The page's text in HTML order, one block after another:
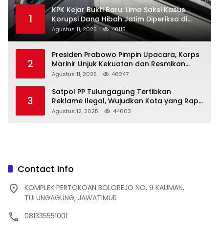
1
KPK Kejar Bukti Baru: Lima Saksi Kasus
Korupsi Dana Hibah Jatim Diperiksa di
Trenggalek
Agustus 11, 2025 48115
2
Presiden Prabowo Pimpin Upacara, Korps
Marinir Unjuk Kekuatan dan Resmikan
Struktur Baru
Agustus 11, 2025 46247
3
Satpol PP Tulungagung Tertibkan
Reklame Ilegal, Wujudkan Kota yang Rapi
dan Indah
Agustus 12, 2025 44603
Contact Info
KOMPLEK PERTOKOAN BOLOREJO NO. 9 KAUMAN,
TULUNGAGUNG, JAWATIMUR
081335551001